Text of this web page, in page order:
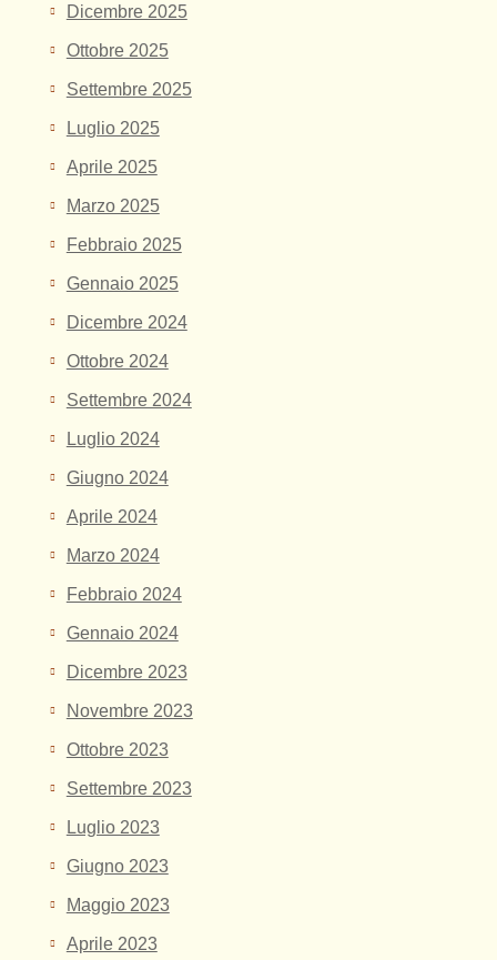
Dicembre 2025
Ottobre 2025
Settembre 2025
Luglio 2025
Aprile 2025
Marzo 2025
Febbraio 2025
Gennaio 2025
Dicembre 2024
Ottobre 2024
Settembre 2024
Luglio 2024
Giugno 2024
Aprile 2024
Marzo 2024
Febbraio 2024
Gennaio 2024
Dicembre 2023
Novembre 2023
Ottobre 2023
Settembre 2023
Luglio 2023
Giugno 2023
Maggio 2023
Aprile 2023